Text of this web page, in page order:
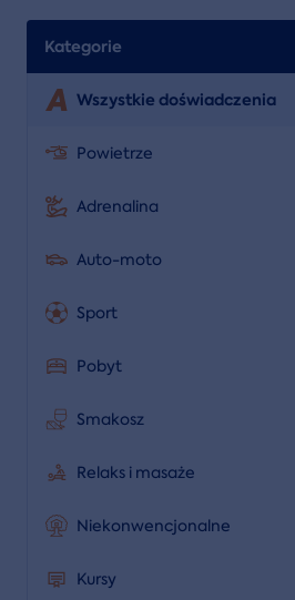
Kategorie
Wszystkie doświadczenia
Powietrze
Adrenalina
Auto-moto
Sport
Pobyt
Smakosz
Relaks i masaże
Niekonwencjonalne
Kursy